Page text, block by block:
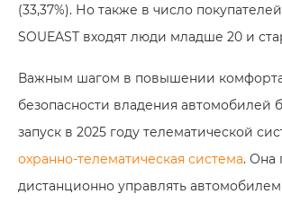
(33,37%). Но также в число
SOUEAST входят люди младше 20 и
Важным шагом в повышении
безопасности владения автомобилей
запуск в 2025 году телематической
охранно-телематическая система. Она
дистанционно управлять